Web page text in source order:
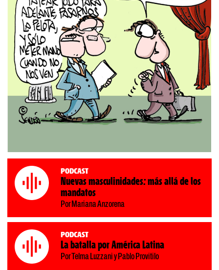
Podcast
Nuevas masculinidades: más allá de los
mandatos
Por Mariana Anzorena
Podcast
La batalla por América Latina
Por Telma Luzzani y Pablo Provitilo